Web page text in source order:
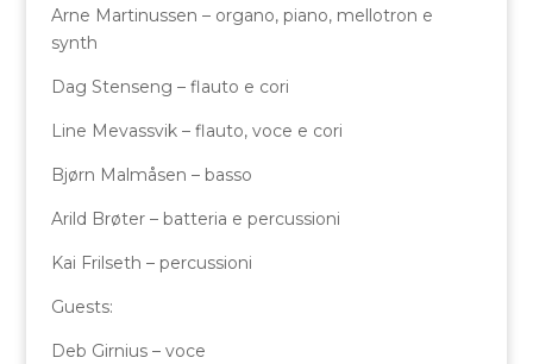
Arne Martinussen – organo, piano, mellotron e
synth
Dag Stenseng – flauto e cori
Line Mevassvik – flauto, voce e cori
Bjørn Malmåsen – basso
Arild Brøter – batteria e percussioni
Kai Frilseth – percussioni
Guests:
Deb Girnius – voce